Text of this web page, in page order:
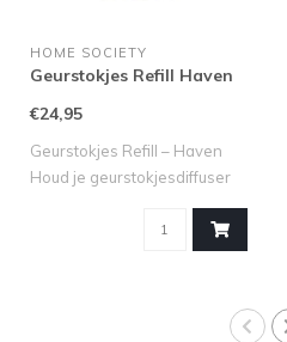
HOME SOCIETY
Geurstokjes Refill Haven
€24,95
Geurstokjes Refill – Haven
Houd je geurstokjesdiffuser